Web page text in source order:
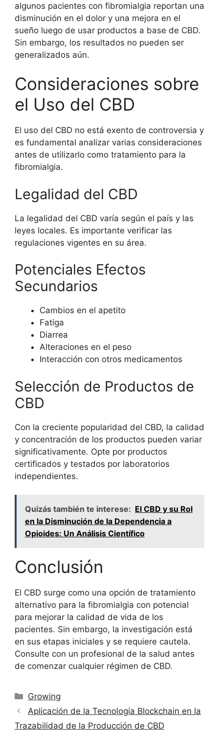
algunos pacientes con fibromialgia reportan una
disminución en el dolor y una mejora en el
sueño luego de usar productos a base de CBD.
Sin embargo, los resultados no pueden ser
generalizados aún.
Consideraciones sobre
el Uso del CBD
El uso del CBD no está exento de controversia y
es fundamental analizar varias consideraciones
antes de utilizarlo como tratamiento para la
fibromialgia.
Legalidad del CBD
La legalidad del CBD varía según el país y las
leyes locales. Es importante verificar las
regulaciones vigentes en su área.
Potenciales Efectos
Secundarios
Cambios en el apetito
Fatiga
Diarrea
Alteraciones en el peso
Interacción con otros medicamentos
Selección de Productos de
CBD
Con la creciente popularidad del CBD, la calidad
y concentración de los productos pueden variar
significativamente. Opte por productos
certificados y testados por laboratorios
independientes.
Quizás también te interese: El CBD y su Rol
en la Disminución de la Dependencia a
Opioides: Un Análisis Científico
Conclusión
El CBD surge como una opción de tratamiento
alternativo para la fibromialgia con potencial
para mejorar la calidad de vida de los
pacientes. Sin embargo, la investigación está
en sus etapas iniciales y se requiere cautela.
Consulte con un profesional de la salud antes
de comenzar cualquier régimen de CBD.
Categorías
Growing
Aplicación de la Tecnología Blockchain en la
Trazabilidad de la Producción de CBD